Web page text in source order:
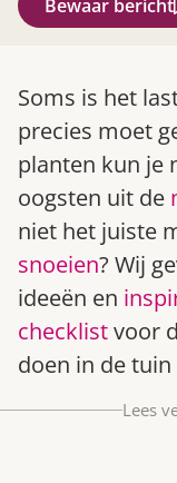
Bewaar bericht
Soms is het
precies moet
planten kun je
oogsten uit de
niet het juiste
snoeien? Wij
ideeën en
checklistvoor
doen in de tuin
Lees